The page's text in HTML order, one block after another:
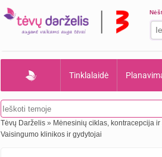
Tinklalaidė
Tėvų Darželis » Mėnesinių ciklas, kontracepcija
Vaisingumo klinikos ir gydytojai